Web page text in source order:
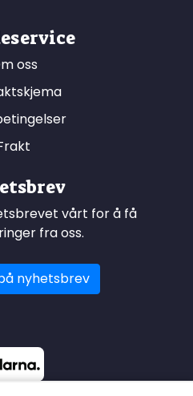
oss
vårt for å få
fra oss.
nyhetsbrev